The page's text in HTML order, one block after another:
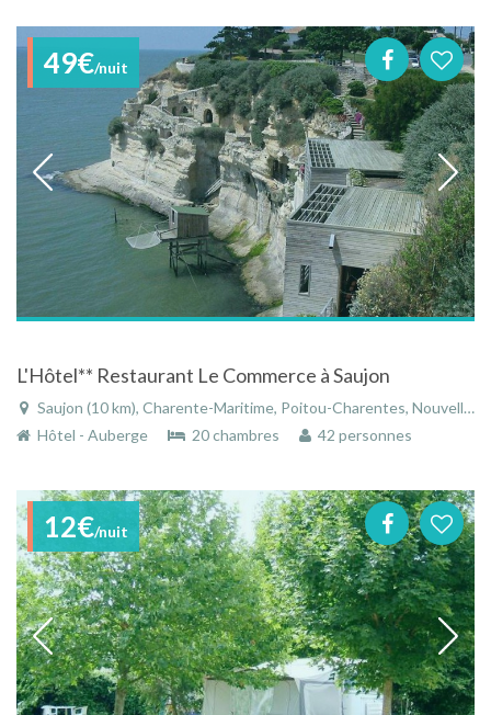
49€/nuit
L'Hôtel** Restaurant Le Commerce à Saujon
Saujon (10 km), Charente-Maritime, Poitou-Charentes, Nouvelle-Aquitaine, France
Hôtel - Auberge
20 chambres 42 personnes
12€/nuit